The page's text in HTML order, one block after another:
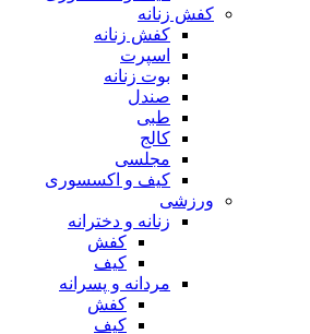
کفش زنانه
کفش زنانه
اسپرت
بوت زنانه
مجلسی
کیف و اکسسوری
ورزشی
زنانه و دخترانه
مردانه و پسرانه